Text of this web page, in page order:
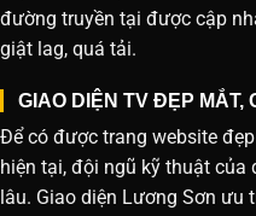
đường truyền tại được cập
giật lag, quá tải.
GIAO DIỆN TV ĐẸP MẮT,
Để có được trang website
hiện tại, đội ngũ kỹ thuật
lâu. Giao diện Lương Sơn ưu